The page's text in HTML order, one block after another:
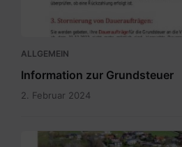
ALLGEMEIN
Information zur Grundsteuer
2. Februar 2024